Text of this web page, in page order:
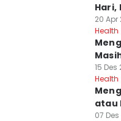
Hari,
20 Apr
Health
15 Des
Health
atau
07